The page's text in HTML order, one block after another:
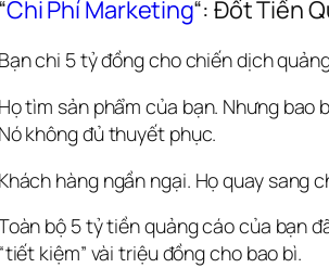
“Chi Phí Marketing“: Đốt Tiền
Bạn chi 5 tỷ đồng cho chiến dịch
Họ tìm sản phẩm của bạn. Nhưng
Nó không đủ thuyết phục.
Khách hàng ngần ngại. Họ quay sang
bộ 5 tỷ tiền quảng cáo của bạn
“tiết kiệm” vài triệu đồng cho bao bì.